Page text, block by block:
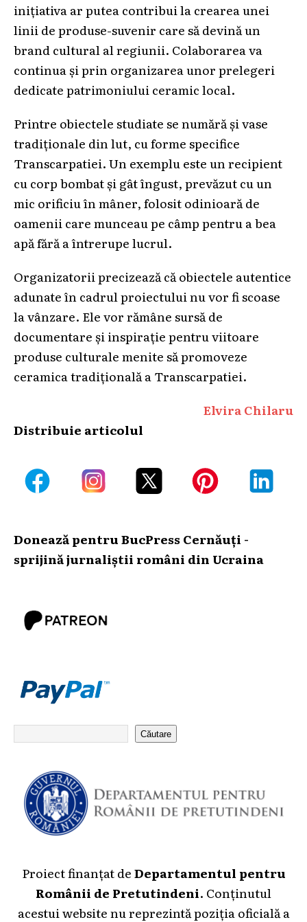
inițiativa ar putea contribui la crearea unei
linii de produse-suvenir care să devină un
brand cultural al regiunii. Colaborarea va
continua și prin organizarea unor prelegeri
dedicate patrimoniului ceramic local.
Printre obiectele studiate se numără și vase
tradiționale din lut, cu forme specifice
Transcarpatiei. Un exemplu este un recipient
cu corp bombat și gât îngust, prevăzut cu un
mic orificiu în mâner, folosit odinioară de
oamenii care munceau pe câmp pentru a bea
apă fără a întrerupe lucrul.
Organizatorii precizează că obiectele autentice
adunate în cadrul proiectului nu vor fi scoase
la vânzare. Ele vor rămâne sursă de
documentare și inspirație pentru viitoare
produse culturale menite să promoveze
ceramica tradițională a Transcarpatiei.
Elvira Chilaru
Distribuie articolul
Donează pentru BucPress Cernăuți -
sprijină jurnaliștii români din Ucraina
Căutare
Proiect finanțat deDepartamentul pentru
Românii de Pretutindeni. Conținutul
acestui website nu reprezintă poziția oficială a